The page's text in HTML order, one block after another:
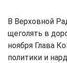
В Верховной
щеголять в
ноября Глава
политики и